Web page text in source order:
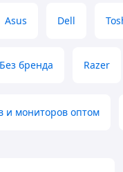
Asus Dell
Без бренда Razer
и мониторов оптом